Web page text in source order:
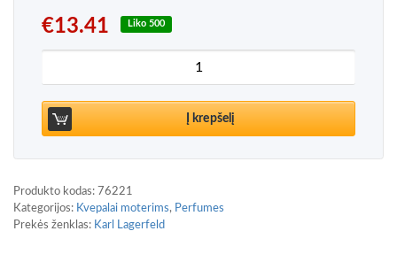
€13.41 Liko 500
produkto kiekis: Karl Lagerfeld Karl Lagerfeld for
Į krepšelį
Produkto kodas: 76221
Kategorijos: Kvepalai moterims, Perfumes
Prekės ženklas: Karl Lagerfeld